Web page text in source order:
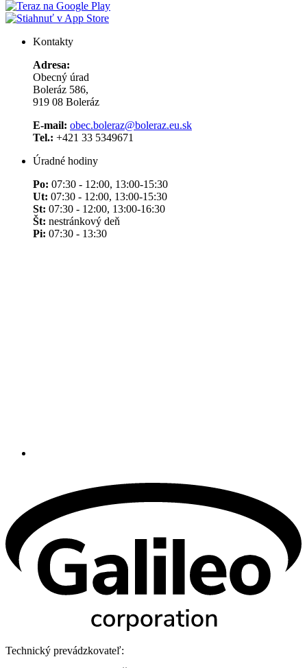
Kontakty
Adresa:
Obecný úrad
Boleráz 586,
919 08 Boleráz
E-mail: obec.boleraz@boleraz.eu.sk
Tel.: +421 33 5349671
Úradné hodiny
Po: 07:30 - 12:00, 13:00-15:30
Ut: 07:30 - 12:00, 13:00-15:30
St: 07:30 - 12:00, 13:00-16:30
Št: nestránkový deň
Pi: 07:30 - 13:30
Technický prevádzkovateľ: